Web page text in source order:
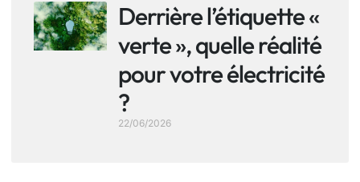
Derrière l’étiquette «
verte », quelle réalité
pour votre électricité
?
22/06/2026